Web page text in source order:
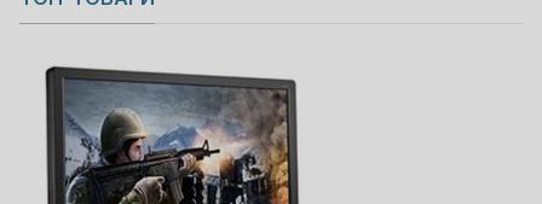
JoomShopping Download & Support